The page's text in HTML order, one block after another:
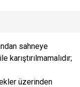
sahneye
üzerinden